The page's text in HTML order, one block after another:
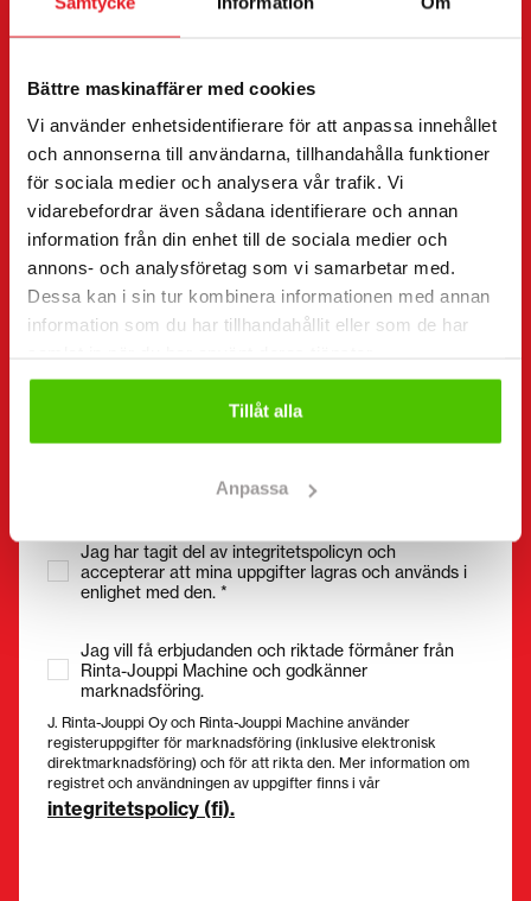
Bättre maskinaffärer med cookies
Vi använder enhetsidentifierare för att anpassa innehållet
och annonserna till användarna, tillhandahålla funktioner
för sociala medier och analysera vår trafik. Vi
vidarebefordrar även sådana identifierare och annan
information från din enhet till de sociala medier och
annons- och analysföretag som vi samarbetar med.
Dessa kan i sin tur kombinera informationen med annan
information som du har tillhandahållit eller som de har
Tillåt alla
Anpassa
Förnamn *
Företagsnamn FO-nummer
Telefonnummer(Obligatorisk)
Utan mellanslag (t.ex. +358401234567)
Jag har tagit del av integritetspolicyn och
accepterar att mina uppgifter lagras och används i
enlighet med den. *
Jag vill få erbjudanden och riktade förmåner från
Rinta-Jouppi Machine och godkänner
marknadsföring.
J. Rinta-Jouppi Oy och Rinta-Jouppi Machine använder
registeruppgifter för marknadsföring (inklusive elektronisk
direktmarknadsföring) och för att rikta den. Mer information om
registret och användningen av uppgifter finns i vår
integritetspolicy (fi).